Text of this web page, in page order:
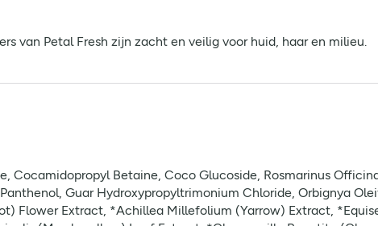
van Petal Fresh zijn zacht en veilig voor huid, haar en milieu.
Cocamidopropyl Betaine, Coco Glucoside, Rosmarinus
Guar Hydroxypropyltrimonium Chloride, Orbignya
Flower Extract, *Achillea Millefolium (Yarrow) Extract,